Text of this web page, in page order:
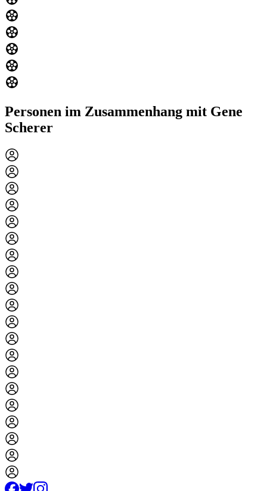
Personen im Zusammenhang mit Gene
Scherer